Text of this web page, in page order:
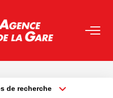
de recherche